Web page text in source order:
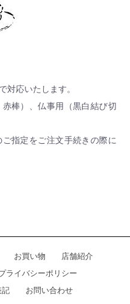
対応いたします。
赤棒）、仏事用（黒白結び切
指定をご注文手続きの際に
お買い物
店舗紹介
ライバシーポリシー
記
お問い合わせ